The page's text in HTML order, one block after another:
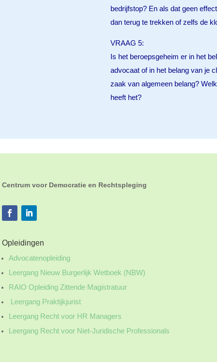
bedrijfstop? En als dat geen
dan terug te trekken of zelfs de
VRAAG 5:
Is het beroepsgeheim er in het
advocaat of in het belang van je
zaak van algemeen belang?
heeft het?
Centrum voor Democratie en Rechtspleging
Opleidingen
Advocatenopleiding
Leergang Nieuw Burgerlijk Wetboek (NBW)
RAIO Opleiding Zittende Magistratuur
Leergang Praktijkjurist
Leergang Recht voor HR Managers
Leergang Recht voor Niet-Juridische Professionals